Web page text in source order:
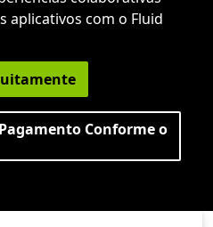
aplicativos com o Fluid
Conforme o